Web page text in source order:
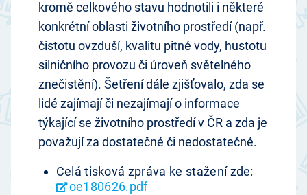
kromě celkového stavu hodnotili i některé
konkrétní oblasti životního prostředí (např.
čistotu ovzduší, kvalitu pitné vody, hustotu
silničního provozu či úroveň světelného
znečistění). Šetření dále zjišťovalo, zda se
lidé zajímají či nezajímají o informace
týkající se životního prostředí v ČR a zda je
považují za dostatečné či nedostatečné.
Celá tisková zpráva ke stažení zde:
oe180626.pdf